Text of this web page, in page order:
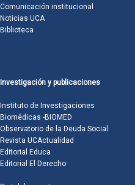
Comunicación institucional
Noticias UCA
Biblioteca
Investigación y publicaciones
Instituto de Investigaciones
Biomédicas -BIOMED
Observatorio de la Deuda Social
Revista UCActualidad
Editorial Educa
Editorial El Derecho